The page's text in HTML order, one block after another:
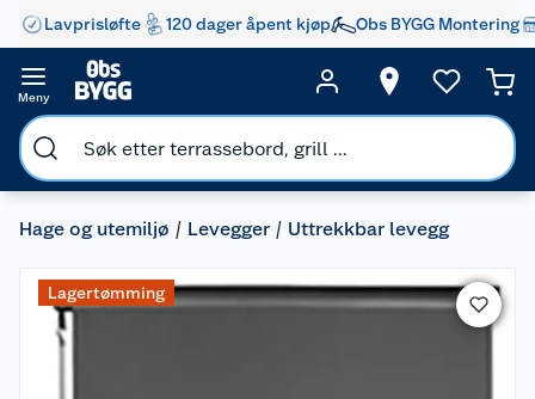
Lavprisløfte 120 dager åpent kjøp Obs BYGG Montering
Meny
Hage og utemiljø Levegger Uttrekkbar levegg
Lagertømming